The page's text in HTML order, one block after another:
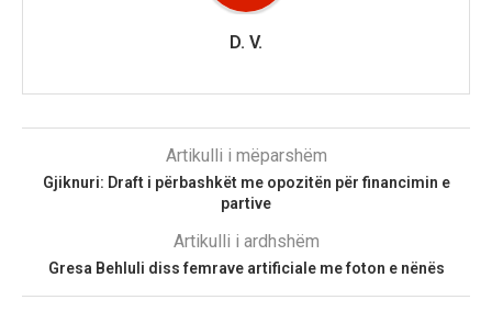
D. V.
Artikulli i mëparshëm
Gjiknuri: Draft i përbashkët me opozitën për financimin e
partive
Artikulli i ardhshëm
Gresa Behluli diss femrave artificiale me foton e nënës